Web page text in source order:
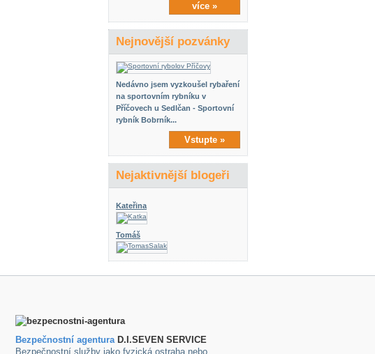
více »
Nejnovější pozvánky
Nedávno jsem vyzkoušel rybaření
na sportovním rybníku v
Příčovech u Sedlčan - Sportovní
rybník Bobrník...
Vstupte »
Nejaktivnější blogeři
Kateřina
Tomáš
Bezpečnostní agenturaD.I.SEVEN SERVICE
Bezpečnostní služby jako fyzická ostraha nebo